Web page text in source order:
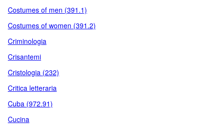
Costumes of men (391.1)
Costumes of women (391.2)
Criminologia
Crisantemi
Cristologia (232)
Critica letteraria
Cuba (972.91)
Cucina